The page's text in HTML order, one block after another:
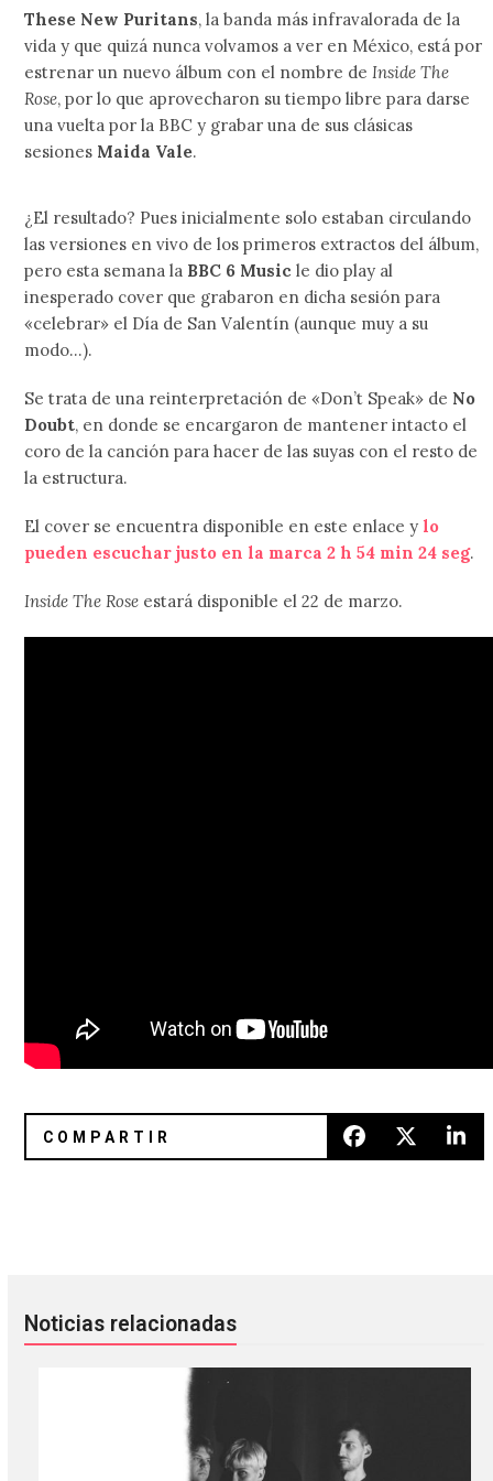
These New Puritans, la banda más infravalorada de la
vida y que quizá nunca volvamos a ver en México, está por
estrenar un nuevo álbum con el nombre de Inside The
Rose, por lo que aprovecharon su tiempo libre para darse
una vuelta por la BBC y grabar una de sus clásicas
sesiones Maida Vale.
¿El resultado? Pues inicialmente solo estaban circulando
las versiones en vivo de los primeros extractos del álbum,
pero esta semana la BBC 6 Musicle dio play al
inesperado cover que grabaron en dicha sesión para
«celebrar» el Día de San Valentín (aunque muy a su
modo…).
Se trata de una reinterpretación de «Don’t Speak» de No
Doubt, en donde se encargaron de mantener intacto el
coro de la canción para hacer de las suyas con el resto de
la estructura.
El cover se encuentra disponible en este enlace y lo
pueden escuchar justo en la marca 2 h 54 min 24 seg.
Inside The Rose estará disponible el 22 de marzo.
Noticias relacionadas